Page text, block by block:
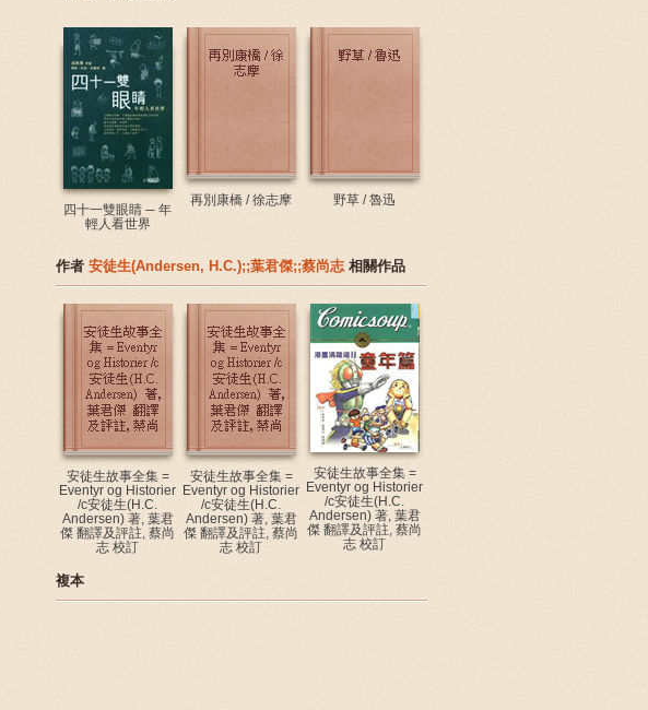
四十一雙眼睛 ─ 年
輕人看世界
再別康橋 / 徐志摩 野草 / 魯迅
作者 安徒生(Andersen, H.C.);;葉君傑;;蔡尚志相關作品
安徒生故事全集 =
Eventyr og Historier
/c安徒生(H.C.
Andersen) 著, 葉君
傑 翻譯及評註, 蔡尚
志 校訂
安徒生故事全集 =
Eventyr og Historier
/c安徒生(H.C.
Andersen) 著, 葉君
傑 翻譯及評註, 蔡尚
志 校訂
安徒生故事全集 =
Eventyr og Historier
/c安徒生(H.C.
Andersen) 著, 葉君
傑 翻譯及評註, 蔡尚
志 校訂
複本